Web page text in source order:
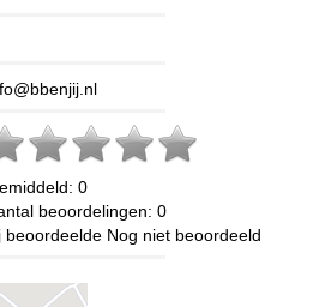
0
beoordelingen: 0
beoordeelde Nog niet beoordeeld